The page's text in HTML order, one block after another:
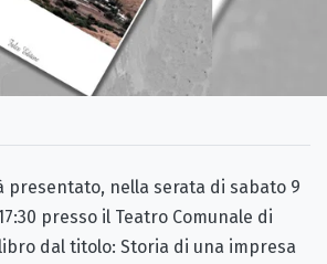
presentato, nella serata di sabato 9
presso il Teatro Comunale di
dal titolo: Storia di una impresa